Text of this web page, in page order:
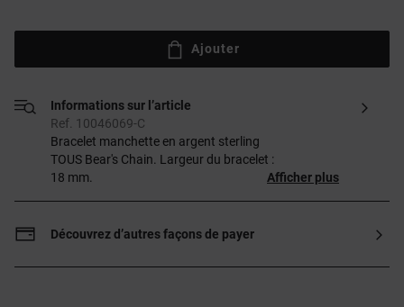
Ajouter
Informations sur l’article
Ref. 10046069-C
Bracelet manchette en argent sterling
TOUS Bear's Chain. Largeur du bracelet :
18 mm.
Afficher plus
Découvrez d’autres façons de payer